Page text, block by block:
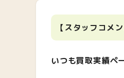
【スタッフコメン
いつも買取実績ペ